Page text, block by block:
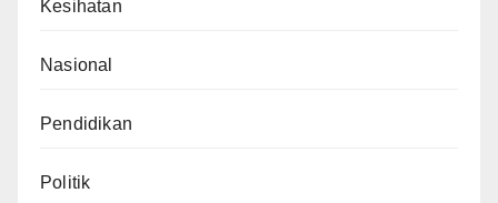
Kesihatan
Nasional
Pendidikan
Politik